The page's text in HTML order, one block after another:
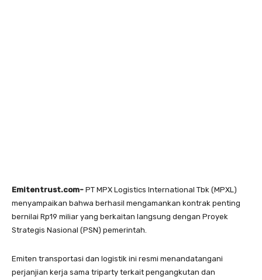
Emitentrust.com- PT MPX Logistics International Tbk (MPXL)
menyampaikan bahwa berhasil mengamankan kontrak penting
bernilai Rp19 miliar yang berkaitan langsung dengan Proyek
Strategis Nasional (PSN) pemerintah.
Emiten transportasi dan logistik ini resmi menandatangani
perjanjian kerja sama triparty terkait pengangkutan dan